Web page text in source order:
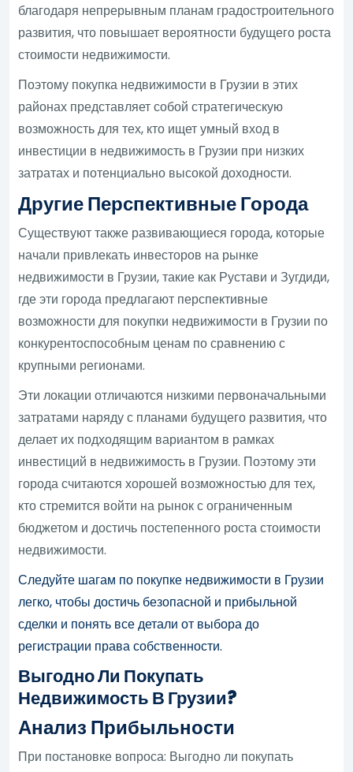
благодаря непрерывным планам градостроительного
развития, что повышает вероятности будущего роста
стоимости недвижимости.
Поэтому покупка недвижимости в Грузии в этих
районах представляет собой стратегическую
возможность для тех, кто ищет умный вход в
инвестиции в недвижимость в Грузии при низких
затратах и потенциально высокой доходности.
Другие Перспективные Города
Существуют также развивающиеся города, которые
начали привлекать инвесторов на рынке
недвижимости в Грузии, такие как Рустави и Зугдиди,
где эти города предлагают перспективные
возможности для покупки недвижимости в Грузии по
конкурентоспособным ценам по сравнению с
крупными регионами.
Эти локации отличаются низкими первоначальными
затратами наряду с планами будущего развития, что
делает их подходящим вариантом в рамках
инвестиций в недвижимость в Грузии. Поэтому эти
города считаются хорошей возможностью для тех,
кто стремится войти на рынок с ограниченным
бюджетом и достичь постепенного роста стоимости
недвижимости.
Следуйте шагам по покупке недвижимости в Грузии
легко, чтобы достичь безопасной и прибыльной
сделки и понять все детали от выбора до
регистрации права собственности.
Выгодно Ли Покупать
Недвижимость В Грузии?
Анализ Прибыльности
При постановке вопроса: Выгодно ли покупать